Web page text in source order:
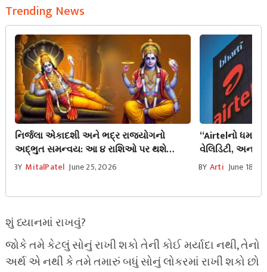
Trending News
નિર્જલા એકાદશી અને ભદ્ર રાજયોગનો
અદ્ભુત સમન્વય: આ ૪ રાશિઓ પર થશે
ધનવર્ષા, જાણો તમારું રાશિફળ
BY MitalPatel June 25, 2026
“Airtelનો
વેલિડિટી,
જાણો શું છે
BY Arti June 18,
શું ધ્યાનમાં રાખવું?
જોકે તમે કેટલું સોનું રાખી શકો તેની કોઈ મર્યાદા નથી, તેનો
અર્થ એ નથી કે તમે તમારું બધું સોનું લોકરમાં રાખી શકો છો